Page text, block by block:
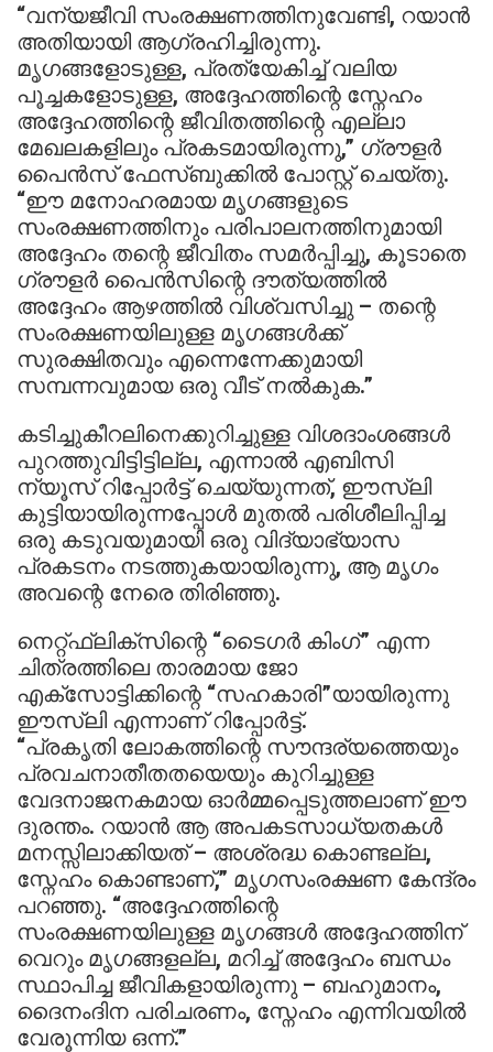
“വന്യജീവി സംരക്ഷണത്തിനുവേണ്ടി, റയാൻ
അതിയായി ആഗ്രഹിച്ചിരുന്നു.
മൃഗങ്ങളോടുള്ള, പ്രത്യേകിച്ച് വലിയ
പൂച്ചകളോടുള്ള, അദ്ദേഹത്തിന്റെ സ്നേഹം
അദ്ദേഹത്തിന്റെ ജീവിതത്തിന്റെ എല്ലാ
മേഖലകളിലും പ്രകടമായിരുന്നു,” ഗ്രൗളർ
പൈൻസ് ഫേസ്ബുക്കിൽ പോസ്റ്റ് ചെയ്തു.
“ഈ മനോഹരമായ മൃഗങ്ങളുടെ
സംരക്ഷണത്തിനും പരിപാലനത്തിനുമായി
അദ്ദേഹം തന്റെ ജീവിതം സമർപ്പിച്ചു, കൂടാതെ
ഗ്രൗളർ പൈൻസിന്റെ ദൗത്യത്തിൽ
അദ്ദേഹം ആഴത്തിൽ വിശ്വസിച്ചു – തന്റെ
സംരക്ഷണയിലുള്ള മൃഗങ്ങൾക്ക്
സുരക്ഷിതവും എന്നെന്നേക്കുമായി
സമ്പന്നവുമായ ഒരു വീട് നൽകുക.”
കടിച്ചുകീറലിനെക്കുറിച്ചുള്ള വിശദാംശങ്ങൾ
പുറത്തുവിട്ടിട്ടില്ല, എന്നാൽ എബിസി
ന്യൂസ് റിപ്പോർട്ട് ചെയ്യുന്നത്, ഈസ്ലി
കുട്ടിയായിരുന്നപ്പോൾ മുതൽ പരിശീലിപ്പിച്ച
ഒരു കടുവയുമായി ഒരു വിദ്യാഭ്യാസ
പ്രകടനം നടത്തുകയായിരുന്നു, ആ മൃഗം
അവന്റെ നേരെ തിരിഞ്ഞു.
നെറ്റ്ഫ്ലിക്സിന്റെ “ടൈഗർ കിംഗ്” എന്ന
ചിത്രത്തിലെ താരമായ ജോ
എക്സോട്ടിക്കിന്റെ “സഹകാരി”യായിരുന്നു
ഈസ്ലി എന്നാണ് റിപ്പോർട്ട്.
“പ്രകൃതി ലോകത്തിന്റെ സൗന്ദര്യത്തെയും
പ്രവചനാതീതതയെയും കുറിച്ചുള്ള
വേദനാജനകമായ ഓർമ്മപ്പെടുത്തലാണ് ഈ
ദുരന്തം. റയാൻ ആ അപകടസാധ്യതകൾ
മനസ്സിലാക്കിയത് – അശ്രദ്ധ കൊണ്ടല്ല,
സ്നേഹം കൊണ്ടാണ്,” മൃഗസംരക്ഷണ കേന്ദ്രം
പറഞ്ഞു. “അദ്ദേഹത്തിന്റെ
സംരക്ഷണയിലുള്ള മൃഗങ്ങൾ അദ്ദേഹത്തിന്
വെറും മൃഗങ്ങളല്ല, മറിച്ച് അദ്ദേഹം ബന്ധം
സ്ഥാപിച്ച ജീവികളായിരുന്നു – ബഹുമാനം,
ദൈനംദിന പരിചരണം, സ്നേഹം എന്നിവയിൽ
വേരൂന്നിയ ഒന്ന്.”